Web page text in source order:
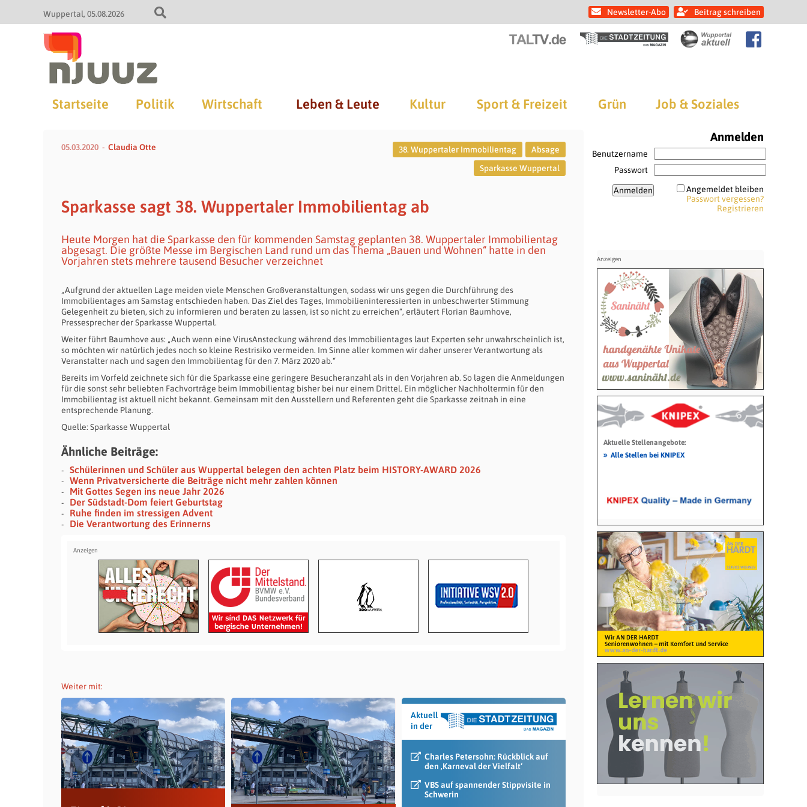
Wuppertal 05.08.2026 Newsletter-Abo Beitrag schreiben
Startseite Politik Wirtschaft Leben & Leute Kultur Sport & Freizeit Grün Job & Soziales
05.03.2020 Claudia Otte 38. Wuppertaler Immobilientag
Absage
Sparkasse Wuppertal
Sparkasse sagt 38. Wuppertaler Immobilientag ab
Heute Morgen hat die Sparkasse den für kommenden Samstag geplanten 38. Wuppertaler Immobilientag
abgesagt. Die größte Messe im Bergischen Land rund um das Thema „Bauen und Wohnen“ hatte in den
Vorjahren stets mehrere tausend Besucher verzeichnet
„Aufgrund der aktuellen Lage meiden viele Menschen Großveranstaltungen, sodass wir uns gegen die Durchführung des
Immobilientages am Samstag entschieden haben. Das Ziel des Tages, Immobilieninteressierten in unbeschwerter Stimmung
Gelegenheit zu bieten, sich zu informieren und beraten zu lassen, ist so nicht zu erreichen“, erläutert Florian Baumhove,
Pressesprecher der Sparkasse Wuppertal.
Weiter führt Baumhove aus: „Auch wenn eine VirusAnsteckung während des Immobilientages laut Experten sehr unwahrscheinlich ist,
so möchten wir natürlich jedes noch so kleine Restrisiko vermeiden. Im Sinne aller kommen wir daher unserer Verantwortung als
Veranstalter nach und sagen den Immobilientag für den 7. März 2020 ab.“
Bereits im Vorfeld zeichnete sich für die Sparkasse eine geringere Besucheranzahl als in den Vorjahren ab. So lagen die Anmeldungen
für die sonst sehr beliebten Fachvorträge beim Immobilientag bisher bei nur einem Drittel. Ein möglicher Nachholtermin für den
Immobilientag ist aktuell nicht bekannt. Gemeinsam mit den Ausstellern und Referenten geht die Sparkasse zeitnah in eine
entsprechende Planung.
Quelle: Sparkasse Wuppertal
Ähnliche Beiträge:
Schülerinnen und Schüler aus Wuppertal belegen den achten Platz beim HISTORY-AWARD 2026
Wenn Privatversicherte die Beiträge nicht mehr zahlen können
Mit Gottes Segen ins neue Jahr 2026
Der Südstadt-Dom feiert Geburtstag
Ruhe finden im stressigen Advent
Die Verantwortung des Erinnerns
Weiter mit:
Aktuell
in der
Charles Petersohn: Rückblick auf
den ‚Karneval der Vielfalt‘
VBS auf spannender Stippvisite in
Schwerin
Anmelden
Benutzername
Passwort
Angemeldet bleiben
Passwort vergessen?
Registrieren
Aktuelle Stellenangebote:
» Alle Stellen bei KNIPEX